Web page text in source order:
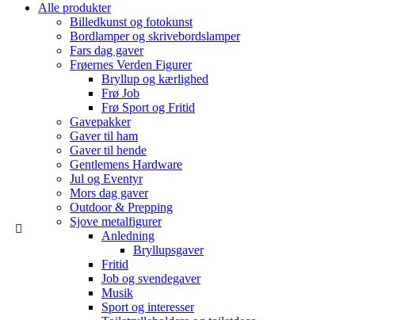
Alle produkter
Billedkunst og fotokunst
Bordlamper og skrivebordslamper
Fars dag gaver
Frøernes Verden Figurer
Bryllup og kærlighed
Frø Job
Frø Sport og Fritid
Gavepakker
Gaver til ham
Gaver til hende
Gentlemens Hardware
Jul og Eventyr
Mors dag gaver
Outdoor & Prepping
Sjove metalfigurer
Anledning
Bryllupsgaver
Fritid
Job og svendegaver
Musik
Sport og interesser